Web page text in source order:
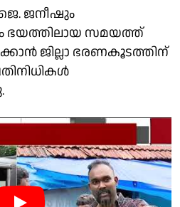
ജനീഷും
ഭയത്തിലായ സമയത്ത്
ജില്ലാ ഭരണകൂടത്തിന്